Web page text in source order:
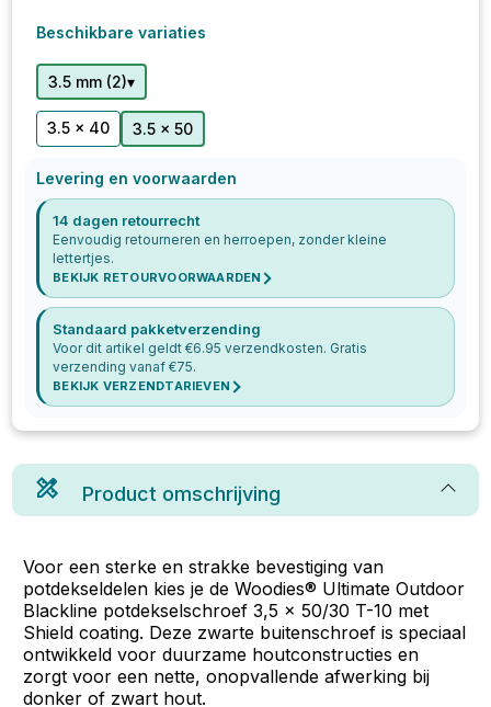
Beschikbare variaties
3.5 mm (2)▾
3.5 x 40 3.5 x 50
Levering en voorwaarden
14 dagen retourrecht
Eenvoudig retourneren en herroepen, zonder kleine
lettertjes.
BEKIJK RETOURVOORWAARDEN
Standaard pakketverzending
Voor dit artikel geldt €6.95 verzendkosten. Gratis
verzending vanaf €75.
BEKIJK VERZENDTARIEVEN
Product omschrijving
Voor een sterke en strakke bevestiging van
potdekseldelen kies je de Woodies® Ultimate Outdoor
Blackline potdekselschroef 3,5 x 50/30 T-10 met
Shield coating. Deze zwarte buitenschroef is speciaal
ontwikkeld voor duurzame houtconstructies en
zorgt voor een nette, onopvallende afwerking bij
donker of zwart hout.